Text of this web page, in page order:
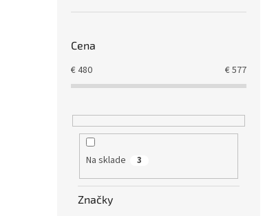
Cena
€480 €577
Na sklade 3
Značky